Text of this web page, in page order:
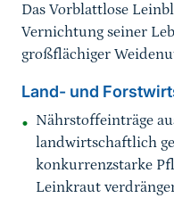
Das Vorblattlose
Vernichtung seiner
großflächiger
Land- und
Nährstoffeinträge
landwirtschaftlich
konkurrenzstarke
Leinkraut